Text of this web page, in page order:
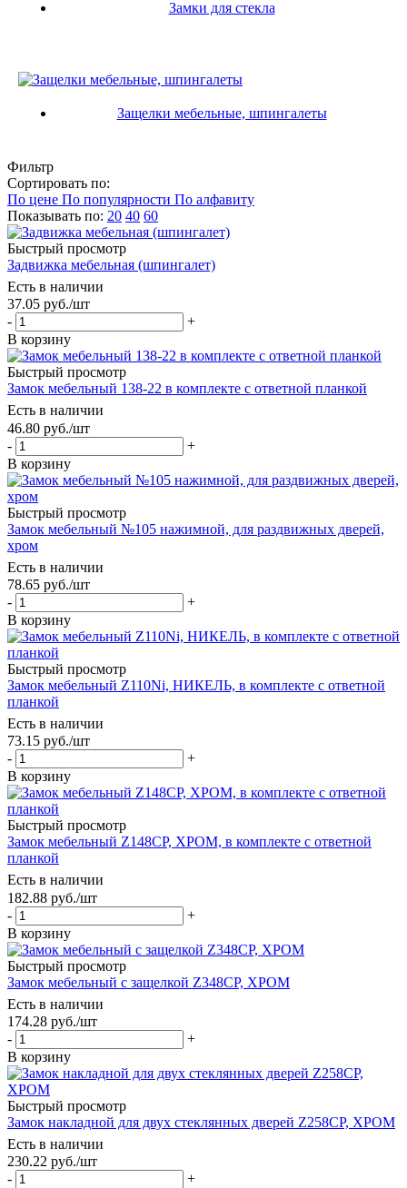
Замки для стекла
Защелки мебельные, шпингалеты
Фильтр
Сортировать по:
По цене По популярности По алфавиту
Показывать по: 20 40 60
Быстрый просмотр
Задвижка мебельная (шпингалет)
Есть в наличии
37.05 руб./шт
-
+
В корзину
Быстрый просмотр
Замок мебельный 138-22 в комплекте с ответной планкой
Есть в наличии
46.80 руб./шт
-
+
В корзину
Быстрый просмотр
Замок мебельный №105 нажимной, для раздвижных дверей,
хром
Есть в наличии
78.65 руб./шт
-
+
В корзину
Быстрый просмотр
Замок мебельный Z110Ni, НИКЕЛЬ, в комплекте с ответной
планкой
Есть в наличии
73.15 руб./шт
-
+
В корзину
Быстрый просмотр
Замок мебельный Z148CP, ХРОМ, в комплекте с ответной
планкой
Есть в наличии
182.88 руб./шт
-
+
В корзину
Быстрый просмотр
Замок мебельный с защелкой Z348CP, ХРОМ
Есть в наличии
174.28 руб./шт
-
+
В корзину
Быстрый просмотр
Замок накладной для двух стеклянных дверей Z258CP, ХРОМ
Есть в наличии
230.22 руб./шт
-
+